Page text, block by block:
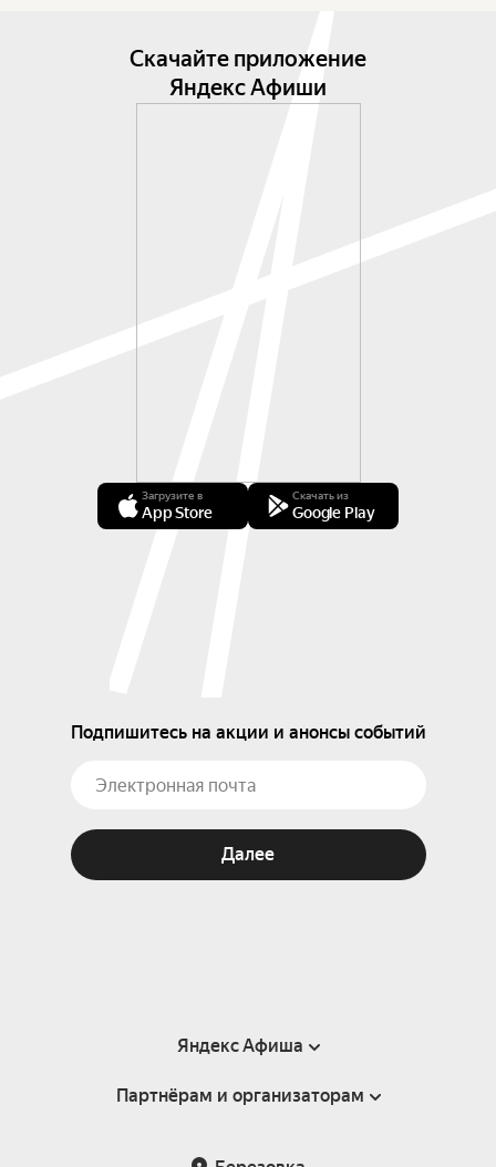
Скачайте приложение
Яндекс Афиши
Загрузите в
App Store
Скачать из
Google Play
Подпишитесь на акции и анонсы событий
Далее
Яндекс Афиша
Справка
Партнёрам и организаторам